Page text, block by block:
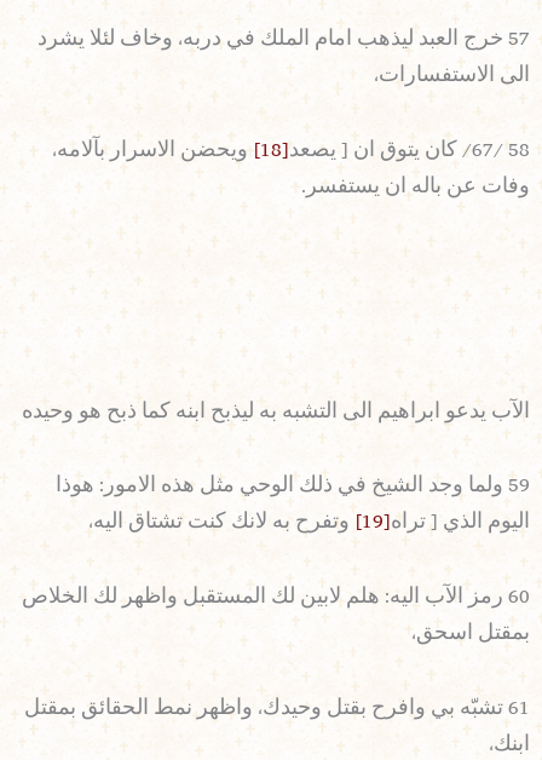
57 خرج العبد ليذهب امام الملك في دربه، وخاف لئلا يشرد
الى الاستفسارات،
58 /67/ كان يتوق ان [ يصعد [18]
ويحضن الاسرار بآلامه،
وفات عن باله ان يستفسر.
الآب يدعو ابراهيم الى التشبه به ليذبح ابنه كما ذبح هو وحيده
59 ولما وجد الشيخ في ذلك الوحي مثل هذه الامور: هوذا
اليوم الذي [ تراه [19] وتفرح به لانك كنت تشتاق اليه،
60 رمز الآب اليه: هلم لابين لك المستقبل واظهر لك الخلاص
بمقتل اسحق،
61 تشبّه بي وافرح بقتل وحيدك، واظهر نمط الحقائق بمقتل
ابنك،